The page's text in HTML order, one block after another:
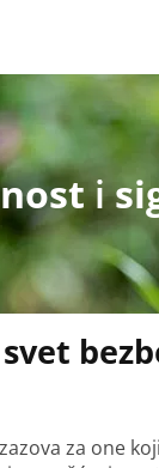
i
za one